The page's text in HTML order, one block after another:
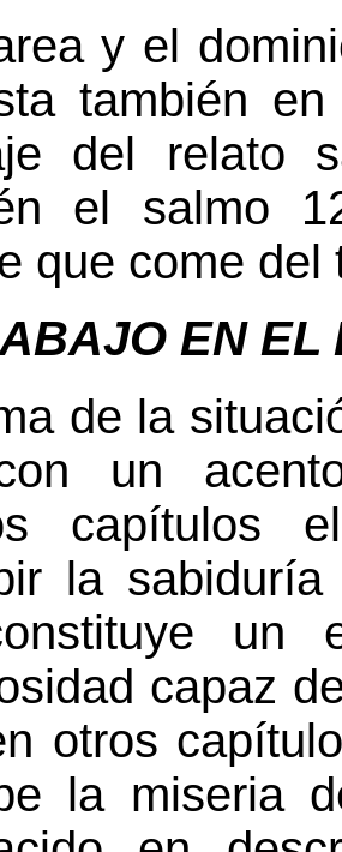
y el
también
del relato
el salmo
que come
EN EL
de la
un
capítulos
la
un
capaz
otros
la miseria